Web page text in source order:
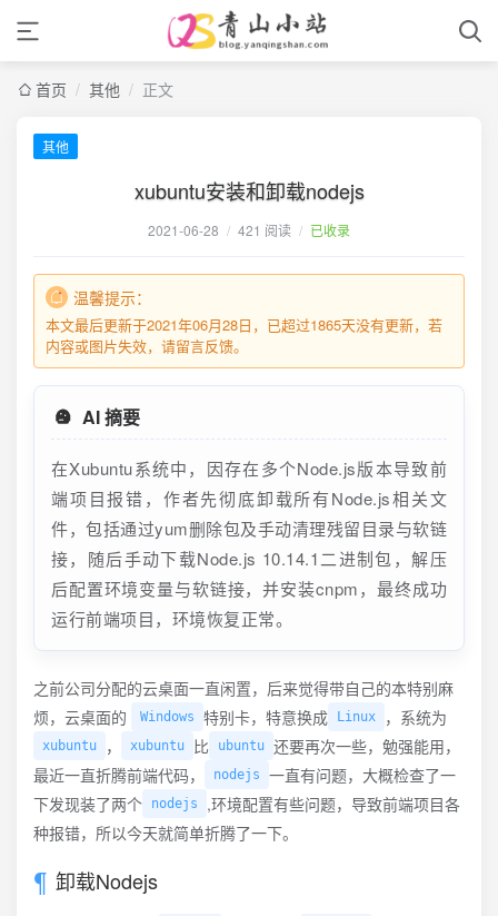
首页 / 其他 / 正文
其他
xubuntu安装和卸载nodejs
2021-06-28 / 421 阅读 / 已收录
温馨提示：
本文最后更新于2021年06月28日，已超过1865天没有更新，若
内容或图片失效，请留言反馈。
AI 摘要
在Xubuntu系统中，因存在多个Node.js版本导致前
端项目报错，作者先彻底卸载所有Node.js相关文
件，包括通过yum删除包及手动清理残留目录与软链
接，随后手动下载Node.js 10.14.1二进制包，解压
后配置环境变量与软链接，并安装cnpm，最终成功
运行前端项目，环境恢复正常。
之前公司分配的云桌面一直闲置，后来觉得带自己的本特别麻
烦，云桌面的
Windows 特别卡，特意换成 Linux ，系统为
xubuntu ， xubuntu 比 ubuntu 还要再次一些，勉强能用，
最近一直折腾前端代码，
nodejs
一直有问题，大概检查了一
下发现装了两个
nodejs
,环境配置有些问题，导致前端项目各
种报错，所以今天就简单折腾了一下。
卸载Nodejs